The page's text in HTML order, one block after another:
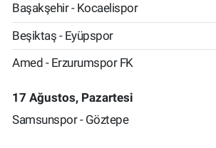
Başakşehir - Kocaelispor
Beşiktaş - Eyüpspor
Amed - Erzurumspor FK
17 Ağustos, Pazartesi
Samsunspor - Göztepe